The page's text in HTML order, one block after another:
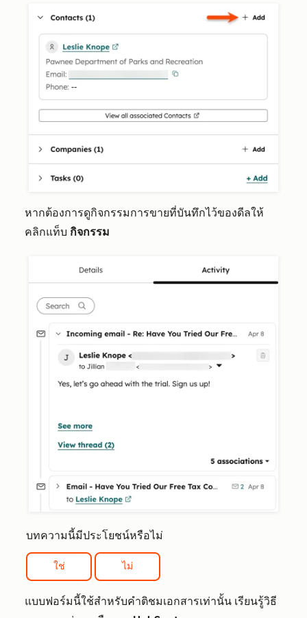
หากต้องการดูกิจกรรมการขายที่บันทึกไว้ของดีลให้
คลิกแท็บ กิจกรรม
บทความนี้มีประโยชน์หรือไม่
ใช่ ไม่
แบบฟอร์มนี้ใช้สำหรับคำติชมเอกสารเท่านั้น เรียนรู้วิธี